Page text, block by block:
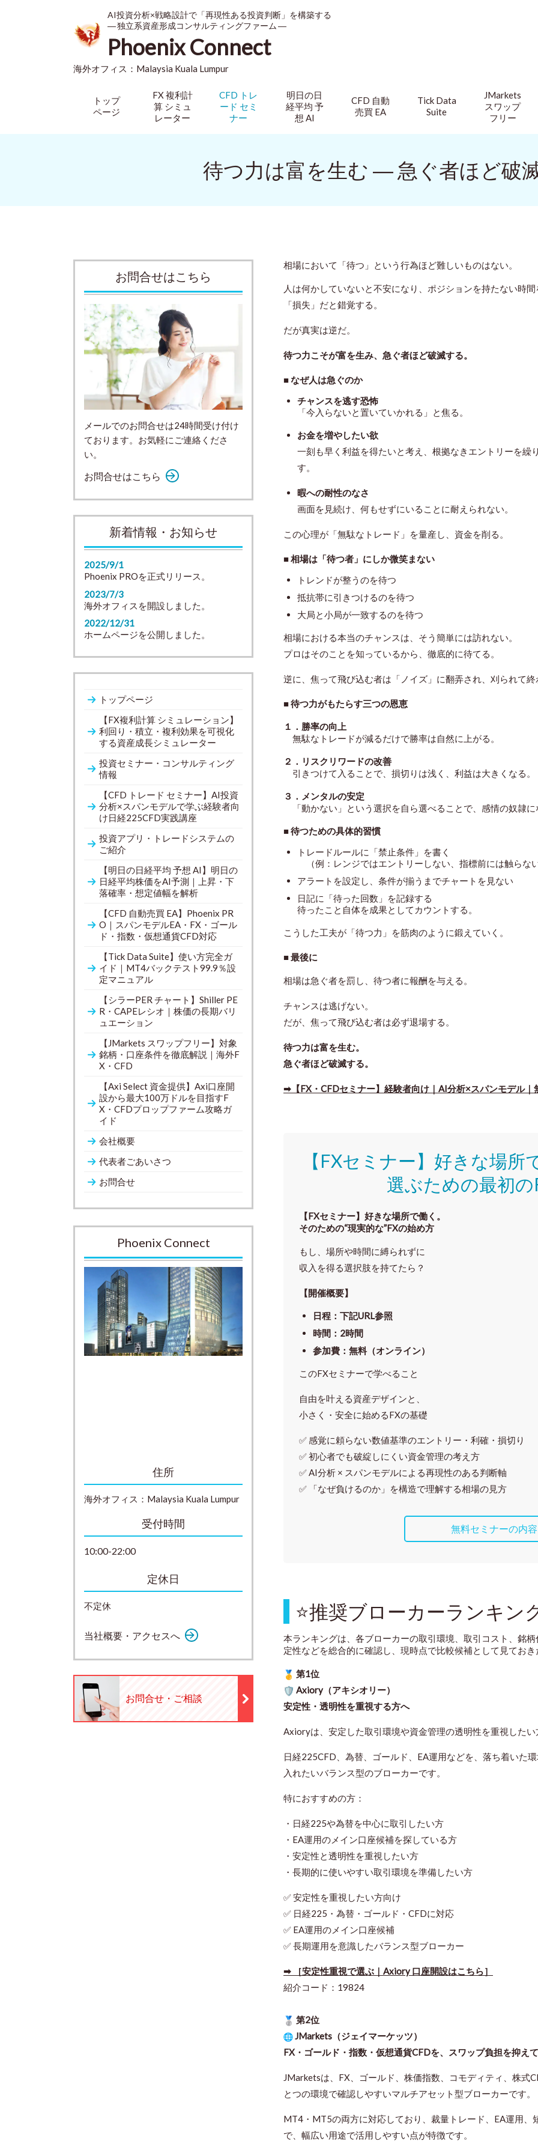
AI投資分析×戦略設計で「再現性ある投資判断」を構築する
― 独立系資産形成コンサルティングファーム ―
Phoenix Connect
海外オフィス： Malaysia Kuala Lumpur
トップ
ページ
FX 複利計
算 シミュ
レーター
CFD トレ
ード セミ
ナー
明日の日
経平均 予
想 AI
CFD 自動
売買 EA
Tick Data
Suite
JMarkets
スワップ
フリー
待つ力は富を生む ― 急ぐ者ほど破
相場において「待つ」という行為ほど難しいものはない。
人は何かしていないと不安になり、ポジションを持たない時間
「損失」だと錯覚する。
だが真実は逆だ。
待つ力こそが富を生み、急ぐ者ほど破滅する。
■ なぜ人は急ぐのか
チャンスを逃す恐怖
「今入らないと置いていかれる」と焦る。
お金を増やしたい欲
一刻も早く利益を得たいと考え、根拠なきエントリーを繰
す。
暇への耐性のなさ
画面を見続け、何もせずにいることに耐えられない。
この心理が「無駄なトレード」を量産し、資金を削る。
■ 相場は「待つ者」にしか微笑まない
トレンドが整うのを待つ
抵抗帯に引きつけるのを待つ
大局と小局が一致するのを待つ
相場における本当のチャンスは、そう簡単には訪れない。
プロはそのことを知っているから、徹底的に待てる。
逆に、焦って飛び込む者は「ノイズ」に翻弄され、刈られて終
■ 待つ力がもたらす三つの恩恵
１．勝率の向上
無駄なトレードが減るだけで勝率は自然に上がる。
２．リスクリワードの改善
引きつけて入ることで、損切りは浅く、利益は大きくなる。
３．メンタルの安定
「動かない」という選択を自ら選べることで、感情の奴隷に
■ 待つための具体的習慣
トレードルールに「禁止条件」を書く
（例：レンジではエントリーしない、指標前には触らな
アラートを設定し、条件が揃うまでチャートを見ない
日記に「待った回数」を記録する
待ったこと自体を成果としてカウントする。
こうした工夫が「待つ力」を筋肉のように鍛えていく。
■ 最後に
相場は急ぐ者を罰し、待つ者に報酬を与える。
チャンスは逃げない。
だが、焦って飛び込む者は必ず退場する。
待つ力は富を生む。
急ぐ者ほど破滅する。
➡【FX・CFDセミナー】経験者向け｜AI分析×スパンモデル｜
【FXセミナー】好きな場
選ぶための最初
【FXセミナー】好きな場所で働く。
そのための“現実的な”FXの始め方
もし、場所や時間に縛られずに
収入を得る選択肢を持てたら？
【開催概要】
日程：下記URL参照
時間： 2時間
参加費： 無料（オンライン）
このFXセミナーで学べること
自由を叶える資産デザインと、
小さく・安全に始めるFXの基礎
✅ 感覚に頼らない数値基準のエントリー・利確・損切り
✅ 初心者でも破綻しにくい資金管理の考え方
✅ AI分析 × スパンモデルによる再現性のある判断軸
✅ 「なぜ負けるのか」を構造で理解する相場の見方
無料セミナーの内
⭐推奨ブローカーランキン
本ランキングは、各ブローカーの取引環境、取引コスト、銘
定性などを総合的に確認し、現時点で比較候補として見てお
第1位
Axiory（アキシオリー）
安定性・透明性を重視する方へ
Axioryは、安定した取引環境や資金管理の透明性を重視した
日経225CFD、為替、ゴールド、EA運用などを、落ち着いた
入れたいバランス型のブローカーです。
特におすすめの方：
・日経225や為替を中心に取引したい方
・EA運用のメイン口座候補を探している方
・安定性と透明性を重視したい方
・長期的に使いやすい取引環境を準備したい方
✅ 安定性を重視したい方向け
✅ 日経225・為替・ゴールド・CFDに対応
✅ EA運用のメイン口座候補
✅ 長期運用を意識したバランス型ブローカー
➡ ［安定性重視で選ぶ｜Axiory 口座開設はこちら］
紹介コード：19824
第2位
JMarkets（ジェイマーケッツ）
FX・ゴールド・指数・仮想通貨CFDを、スワップ負担を抑え
JMarketsは、FX、ゴールド、株価指数、コモディティ、株式
とつの環境で確認しやすいマルチアセット型ブローカーです。
MT4・MT5の両方に対応しており、裁量トレード、EA運用、
で、幅広い用途で活用しやすい点が特徴です。
お問合せはこちら
メールでのお問合せは24時間受け付け
ております。お気軽にご連絡くださ
い。
お問合せはこちら
新着情報・お知らせ
2025/9/1
Phoenix PROを正式リリース。
2023/7/3
海外オフィスを開設しました。
2022/12/31
ホームページを公開しました。
トップページ
【FX複利計算 シミュレーション】
利回り・積立・複利効果を可視化
する資産成長シミュレーター
投資セミナー・コンサルティング
情報
【CFD トレード セミナー】AI投資
分析×スパンモデルで学ぶ経験者向
け日経225CFD実践講座
投資アプリ・トレードシステムの
ご紹介
【明日の日経平均 予想 AI】明日の
日経平均株価をAI予測｜上昇・下
落確率・想定値幅を解析
【CFD 自動売買 EA】Phoenix PR
O｜スパンモデルEA・FX・ゴール
ド・指数・仮想通貨CFD対応
【Tick Data Suite】使い方完全ガ
イド｜MT4バックテスト99.9％設
定マニュアル
【シラーPER チャート】Shiller PE
R・CAPEレシオ｜株価の長期バリ
ュエーション
【JMarkets スワップフリー】対象
銘柄・口座条件を徹底解説｜海外F
X・CFD
【Axi Select 資金提供】Axi口座開
設から最大100万ドルを目指すF
X・CFDプロップファーム攻略ガ
イド
会社概要
代表者ごあいさつ
お問合せ
Phoenix Connect
住所
海外オフィス： Malaysia Kuala Lumpur
受付時間
10:00-22:00
定休日
不定休
当社概要・アクセスへ
お問合せ・ご相談